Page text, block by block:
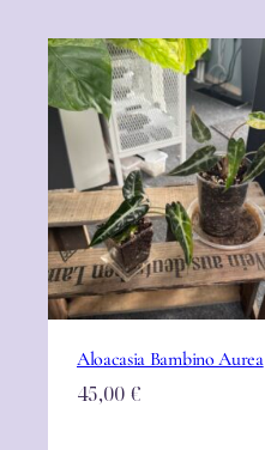
Aloacasia Bambino Aurea
45,00 €